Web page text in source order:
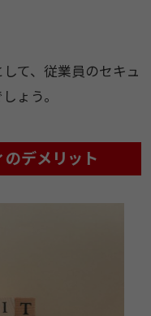
て、従業員のセキュ
ょう。
デメリット